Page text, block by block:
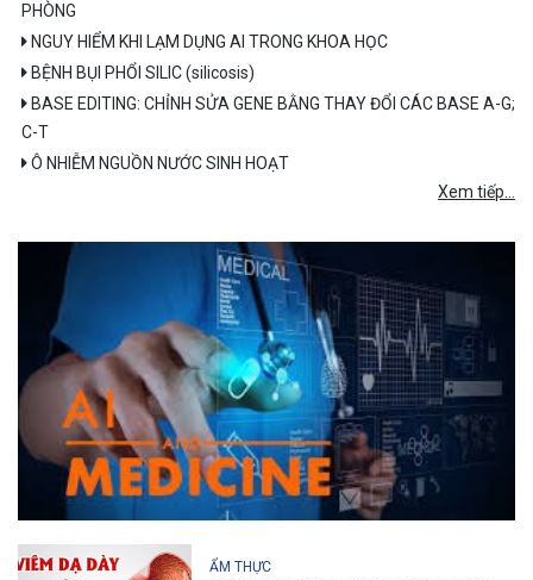
PHÒNG
NGUY HIỂM KHI LẠM DỤNG AI TRONG KHOA HỌC
BỆNH BỤI PHỔI SILIC (silicosis)
BASE EDITING: CHỈNH SỬA GENE BẰNG THAY ĐỔI CÁC BASE A-G;
C-T
Ô NHIỄM NGUỒN NƯỚC SINH HOẠT
Xem tiếp...
ẨM THỰC